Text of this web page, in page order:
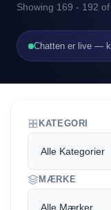
Showing 169 - 192
Chatten er live —
KATEGORI
MÆRKE